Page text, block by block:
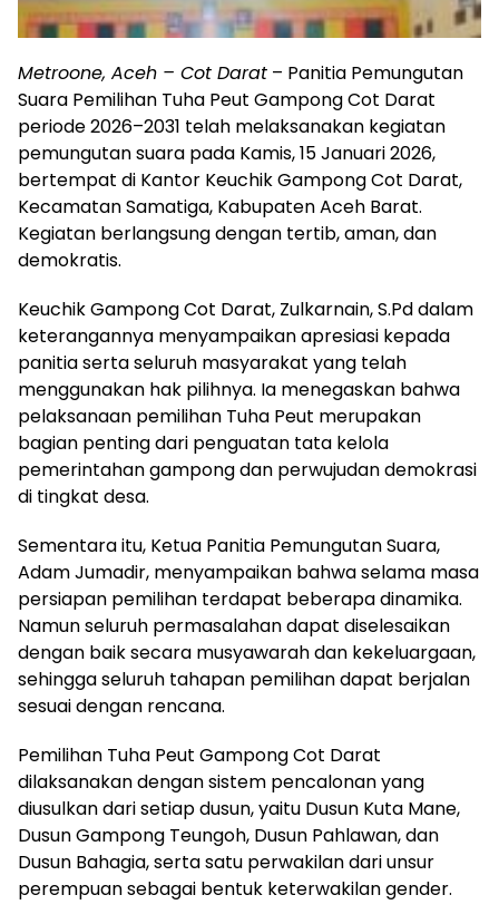
Metroone, Aceh – Cot Darat – Panitia Pemungutan
Suara Pemilihan Tuha Peut Gampong Cot Darat
periode 2026–2031 telah melaksanakan kegiatan
pemungutan suara pada Kamis, 15 Januari 2026,
bertempat di Kantor Keuchik Gampong Cot Darat,
Kecamatan Samatiga, Kabupaten Aceh Barat.
Kegiatan berlangsung dengan tertib, aman, dan
demokratis.
Keuchik Gampong Cot Darat, Zulkarnain, S.Pd dalam
keterangannya menyampaikan apresiasi kepada
panitia serta seluruh masyarakat yang telah
menggunakan hak pilihnya. Ia menegaskan bahwa
pelaksanaan pemilihan Tuha Peut merupakan
bagian penting dari penguatan tata kelola
pemerintahan gampong dan perwujudan demokrasi
di tingkat desa.
Sementara itu, Ketua Panitia Pemungutan Suara,
Adam Jumadir, menyampaikan bahwa selama masa
persiapan pemilihan terdapat beberapa dinamika.
Namun seluruh permasalahan dapat diselesaikan
dengan baik secara musyawarah dan kekeluargaan,
sehingga seluruh tahapan pemilihan dapat berjalan
sesuai dengan rencana.
Pemilihan Tuha Peut Gampong Cot Darat
dilaksanakan dengan sistem pencalonan yang
diusulkan dari setiap dusun, yaitu Dusun Kuta Mane,
Dusun Gampong Teungoh, Dusun Pahlawan, dan
Dusun Bahagia, serta satu perwakilan dari unsur
perempuan sebagai bentuk keterwakilan gender.